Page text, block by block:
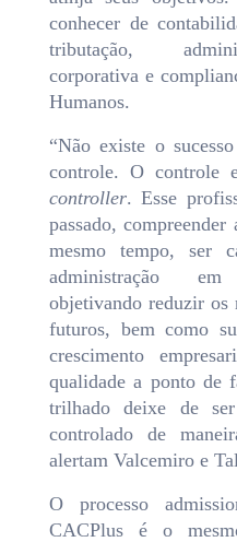
conhecer de
tributação,
corporativa e
Humanos.
“Não existe o
controle. O controle
controller. Esse
passado,
mesmo tempo, ser
administração
objetivando reduzir os
futuros, bem como
crescimento
qualidade a ponto de
trilhado deixe de
controlado de
alertam Valcemiro e
O processo
CACPlus é o